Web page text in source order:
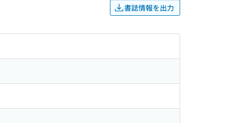
書誌情報を出力